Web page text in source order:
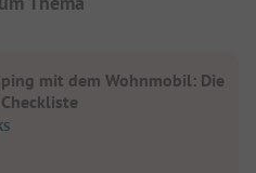
mit dem Wohnmobil: Die